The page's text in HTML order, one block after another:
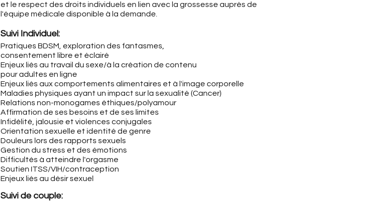
et le respect des droits individuels en lien avec la grossesse auprès de
l'équipe médicale disponible à la demande.
Suivi Individuel:
Pratiques BDSM, exploration des fantasmes,
consentement libre et éclairé
Enjeux liés au travail du sexe/à la création de contenu
pour adultes en ligne
Enjeux liés aux comportements alimentaires et à l'image corporelle
Maladies physiques ayant un impact sur la sexualité (Cancer)
Relations non-monogames éthiques/polyamour
Affirmation de ses besoins et de ses limites
Infidélité, jalousie et violences conjugales
Orientation sexuelle et identité de genre
Douleurs lors des rapports sexuels
Gestion du stress et des émotions
Difficultés à atteindre l'orgasme
Soutien ITSS/VIH/contraception
Enjeux liés au désir sexuel
Suivi de couple: